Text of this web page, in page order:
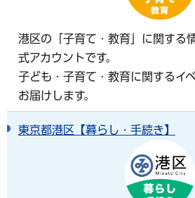
港区の「子育て・教育」に関する
式アカウントです。
子ども・子育て・教育に関するイ
お届けします。
東京都港区【暮らし・手続き】